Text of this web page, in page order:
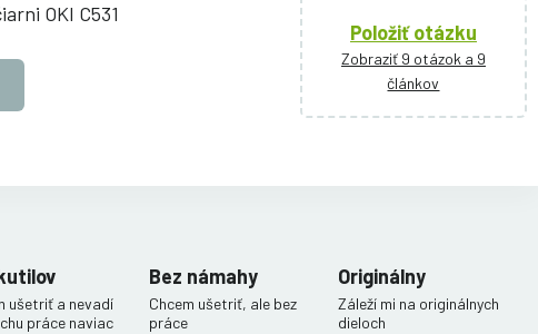
OKI C531
Položiť otázku
Zobraziť 9 otázok a 9
článkov
ušetriť a nevadí
práce naviac
Bez námahy
Chcem ušetriť, ale bez
práce
Originálny
Záleží mi na originálnych
dieloch